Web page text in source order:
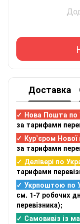
Доставка
✓ Нова Пошта по
за тарифами
✓ Кур’єром
за тарифами
✓ Делівері по
тарифами
✓ Укрпоштою по
см. 1-7 робочих
перевізника);
✓ Самовивіз із